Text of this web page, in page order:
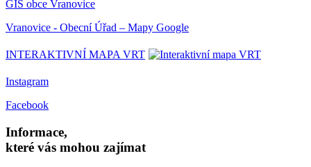
GIS obce Vranovice
Vranovice - Obecní Úřad – Mapy Google
INTERAKTIVNÍ MAPA VRT
Instagram
Facebook
Informace,
které vás mohou zajímat